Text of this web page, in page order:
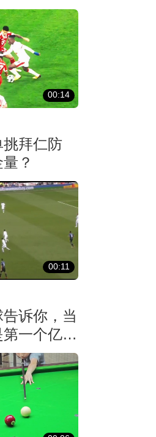
00:14
拜仁防
？
00:11
诉你，当
一个亿元